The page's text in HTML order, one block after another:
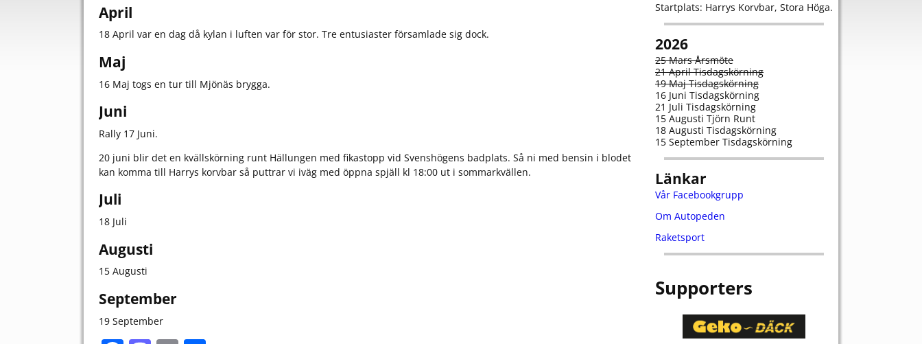
April
18 April var en dag då kylan i luften var för stor. Tre entusiaster församlade sig dock.
Maj
16 Maj togs en tur till Mjönäs brygga.
Juni
Rally 17 Juni.
20 juni blir det en kvällskörning runt Hällungen med fikastopp vid Svenshögens badplats. Så ni med bensin i blodet
kan komma till Harrys korvbar så puttrar vi iväg med öppna spjäll kl 18:00 ut i sommarkvällen.
Juli
18 Juli
Augusti
15 Augusti
September
19 September
Startplats: Harrys Korvbar, Stora Höga.
2026
25 Mars Årsmöte
21 April Tisdagskörning
19 Maj Tisdagskörning
16 Juni Tisdagskörning
21 Juli Tisdagskörning
15 Augusti Tjörn Runt
18 Augusti Tisdagskörning
15 September Tisdagskörning
Länkar
Vår Facebookgrupp
Om Autopeden
Raketsport
Supporters